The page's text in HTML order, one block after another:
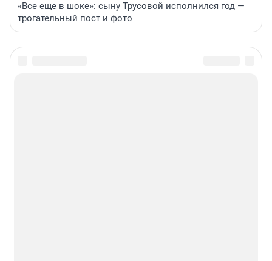
«Все еще в шоке»: сыну Трусовой исполнился год —
трогательный пост и фото